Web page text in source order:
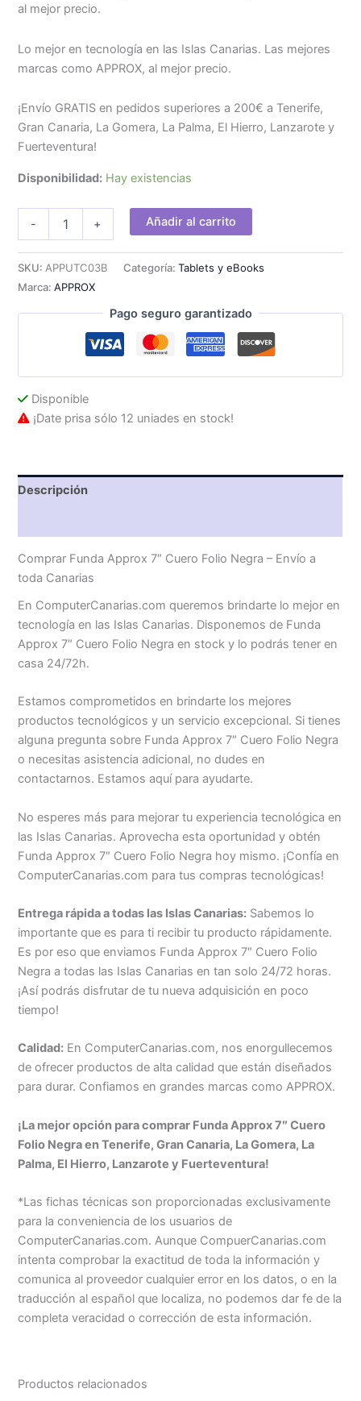
al mejor precio.
Lo mejor en tecnología en las Islas Canarias. Las mejores
marcas como APPROX, al mejor precio.
¡Envío GRATIS en pedidos superiores a 200€ a Tenerife,
Gran Canaria, La Gomera, La Palma, El Hierro, Lanzarote y
Fuerteventura!
Disponibilidad: Hay existencias
-
Cuero
Negra
cantidad
+ Añadir al carrito
SKU:APPUTC03B Categoría:Tablets y eBooks
Marca:APPROX
Pago seguro garantizado
Disponible
¡Date prisa sólo 12 uniades en stock!
Descripción
Comprar Funda Approx 7″ Cuero Folio Negra – Envío a
toda Canarias
En ComputerCanarias.com queremos brindarte lo mejor en
tecnología en las Islas Canarias. Disponemos de Funda
Approx 7″ Cuero Folio Negra en stock y lo podrás tener en
casa 24/72h.
Estamos comprometidos en brindarte los mejores
productos tecnológicos y un servicio excepcional. Si tienes
alguna pregunta sobre Funda Approx 7″ Cuero Folio Negra
o necesitas asistencia adicional, no dudes en
contactarnos. Estamos aquí para ayudarte.
No esperes más para mejorar tu experiencia tecnológica en
las Islas Canarias. Aprovecha esta oportunidad y obtén
Funda Approx 7″ Cuero Folio Negra hoy mismo. ¡Confía en
ComputerCanarias.com para tus compras tecnológicas!
Entrega rápida a todas las Islas Canarias: Sabemos lo
importante que es para ti recibir tu producto rápidamente.
Es por eso que enviamos Funda Approx 7″ Cuero Folio
Negra a todas las Islas Canarias en tan solo 24/72 horas.
¡Así podrás disfrutar de tu nueva adquisición en poco
tiempo!
Calidad: En ComputerCanarias.com, nos enorgullecemos
de ofrecer productos de alta calidad que están diseñados
para durar. Confiamos en grandes marcas como APPROX.
¡La mejor opción para comprar Funda Approx 7″ Cuero
Folio Negra en Tenerife, Gran Canaria, La Gomera, La
Palma, El Hierro, Lanzarote y Fuerteventura!
*Las fichas técnicas son proporcionadas exclusivamente
para la conveniencia de los usuarios de
ComputerCanarias.com. Aunque CompuerCanarias.com
intenta comprobar la exactitud de toda la información y
comunica al proveedor cualquier error en los datos, o en la
traducción al español que localiza, no podemos dar fe de la
completa veracidad o corrección de esta información.
Productos relacionados